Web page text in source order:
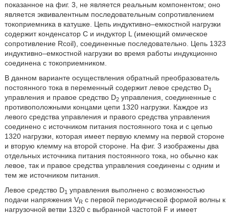
показанное на фиг. 3, не является реальным компонентом; оно
является эквивалентным последовательным сопротивлением
токоприемника в катушке. Цепь индуктивно–емкостной нагрузки
содержит конденсатор C и индуктор L (имеющий омическое
сопротивление Rcoil), соединенные последовательно. Цепь 1323
индуктивно–емкостной нагрузки во время работы индукционно
соединена с токоприемником.
В данном варианте осуществления обратный преобразователь
постоянного тока в переменный содержит левое средство D1
управления и правое средство D2управления, соединенные с
противоположными концами цепи 1320 нагрузки. Каждое из
левого средства управления и правого средства управления
соединено с источником питания постоянного тока и с цепью
1320 нагрузки, которая имеет первую клемму на первой стороне
и вторую клемму на второй стороне. На фиг. 3 изображены два
отдельных источника питания постоянного тока, но обычно как
левое, так и правое средства управления соединены с одним и
тем же источником питания.
Левое средство D1 управления выполнено с возможностью
подачи напряжения VR с первой периодической формой волны к
нагрузочной ветви 1320 с выбранной частотой F и имеет